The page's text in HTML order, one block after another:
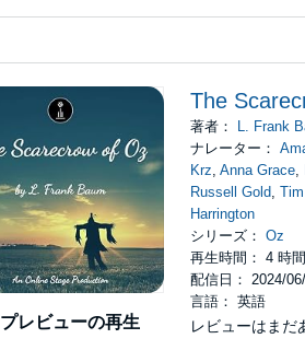
プレビューの再生
The
著者： L. Frank
ナレーター：
Krz ,Anna Grace
Russell Gold ,
Harrington
シリーズ：Oz
再生時間： 4 時
配信日： 2024/
言語： 英語
レビューはまだ